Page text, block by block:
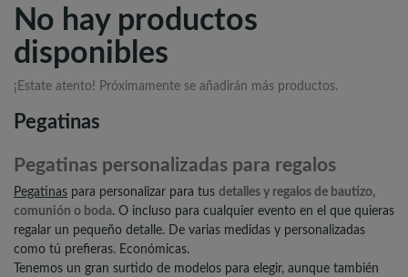
No hay productos
disponibles
¡Estate atento! Próximamente se añadirán más productos.
Pegatinas
Pegatinas personalizadas para regalos
Pegatinas para personalizar para tus detalles y regalos de bautizo,
comunión o boda. O incluso para cualquier evento en el que quieras
regalar un pequeño detalle. De varias medidas y personalizadas
como tú prefieras. Económicas.
Tenemos un gran surtido de modelos para elegir, aunque también